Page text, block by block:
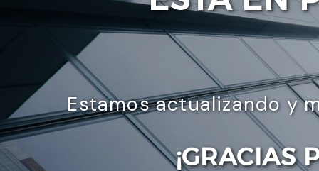
Estamos actualizando y
¡GRACIAS